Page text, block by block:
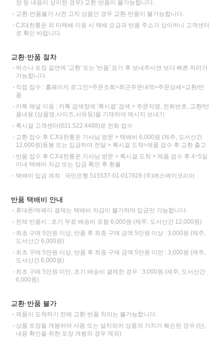
장 등 내용이 상이한 경우) 교환·반품이 불가능합니다.
교환·반품불가 사전 고지 상품인 경우 교환·반품이 불가능합니다.
CJ대한통운 외 타택배 이용 시 택배 요금과 반품 주소가 상이하니 고객센터
로 확인 바랍니다.
교환·반품 절차
박스나 포장 겉면에 '교환' 또는 '반품' 표기 후 보내주시면 보다 빠른 처리가
가능합니다.
직접 접수 : 홈페이지 로그인>주문조회>최근주문내역>주문상세>교환/반
품
카톡 채널 이용 : 카톡 검색창에 '록시걸' 검색 > 주문자명, 전화번호, 교환/반
품내용 (상품명,사이즈,사유등)을 기재하여 메시지 보내기
록시걸 고객센터(031.522.4488)로 전화 접수
교환 접수 후 CJ대한통운 기사님 방문 > 택배비 6,000원 (제주, 도서산간
12,000원)동봉 또는 입금하여 전달 > 록시걸 도착>제품 검수 후 교환 출고
반품 접수 후 CJ대한통운 기사님 방문 > 록시걸 도착 > 제품 검수 후 4~5일
이내 택배비 차감 또는 입금 확인 후 환불
택배비 입금 계좌 : 국민은행 515537-01-017828 (주)에스에이코리아
반품 택배비 안내
휴대폰/쓱페이 결제는 택배비 차감이 불가하여 입금만 가능합니다.
전체 반품시 : 초기 무료 배송비 포함 6,000원 (제주, 도서산간 12,000원)
최초 구매 5만원 이상, 반품 후 최종 구매 금액 5만원 이상 : 3,000원 (제주,
도서산간 6,000원)
최초 구매 5만원 이상, 반품 후 최종 구매 금액 5만원 미만 : 3,000원 (제주,
도서산간 6,000원)
최초 구매 5만원 미만, 초기 배송비 결제한 경우 : 3,000원 (제주, 도서산간
6,000원)
교환·반품 불가
제품이 도착하기 전에 교환·반품 처리는 불가능합니다.
상품 포장을 개봉하여 사용 또는 설치되어 상품의 가치가 훼손된 경우 (단,
내용 확인을 위한 포장 개봉의 경우 제외)